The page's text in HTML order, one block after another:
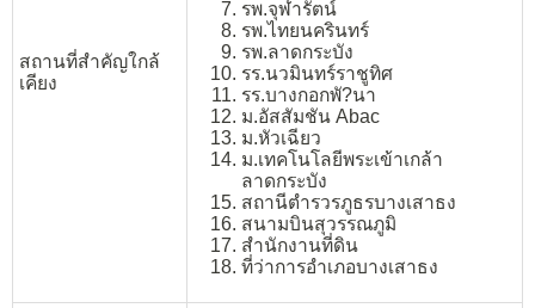
สถานที่สำคัญใกล้
เคียง
รพ.จุฬารัตน์
รพ.ไทยนครินทร์
รพ.ลาดกระบัง
รร.นวมินทร์ราชูทิศ
รร.บางกอกพั?นา
ม.อัสสัมชัน Abac
ม.หัวเฉียว
ม.เทคโนโลยีพระเข้าเกล้า
ลาดกระบัง
สถานีตำรวรภูธรบางเสาธง
สนามบินสุวรรณภูมิ
สำนักงานที่ดิน
ที่ว่าการอำเภอบางเสาธง